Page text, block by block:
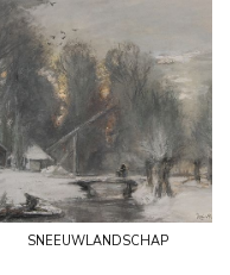
sneeuwlandschap